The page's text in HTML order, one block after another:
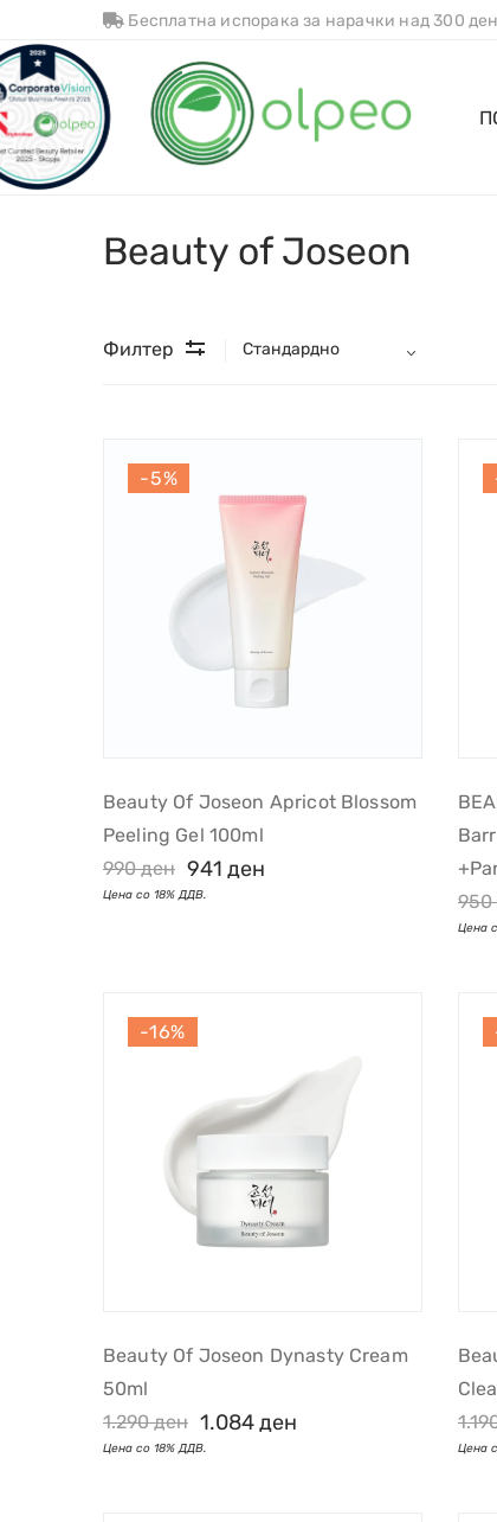
Бесплатна испорака за нарачки над 300
Beauty of Joseon
Филтер
-5%
Beauty Of Joseon Apricot Blossom
Peeling Gel 100ml
990ден 941 ден
950
-16%
Beauty Of Joseon Dynasty Cream
50ml
1.290ден 1.084ден